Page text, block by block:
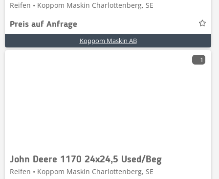
Reifen • Koppom Maskin Charlottenberg, SE
Preis auf Anfrage
Koppom Maskin AB
1
John Deere 1170 24x24,5 Used/Beg
Reifen • Koppom Maskin Charlottenberg, SE